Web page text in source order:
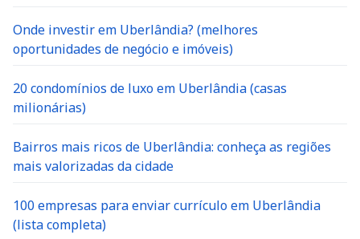
Onde investir em Uberlândia? (melhores
oportunidades de negócio e imóveis)
20 condomínios de luxo em Uberlândia (casas
milionárias)
Bairros mais ricos de Uberlândia: conheça as regiões
mais valorizadas da cidade
100 empresas para enviar currículo em Uberlândia
(lista completa)